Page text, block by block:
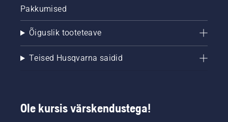
Pakkumised
Õiguslik tooteteave
Teised Husqvarna saidid
Ole kursis värskendustega!